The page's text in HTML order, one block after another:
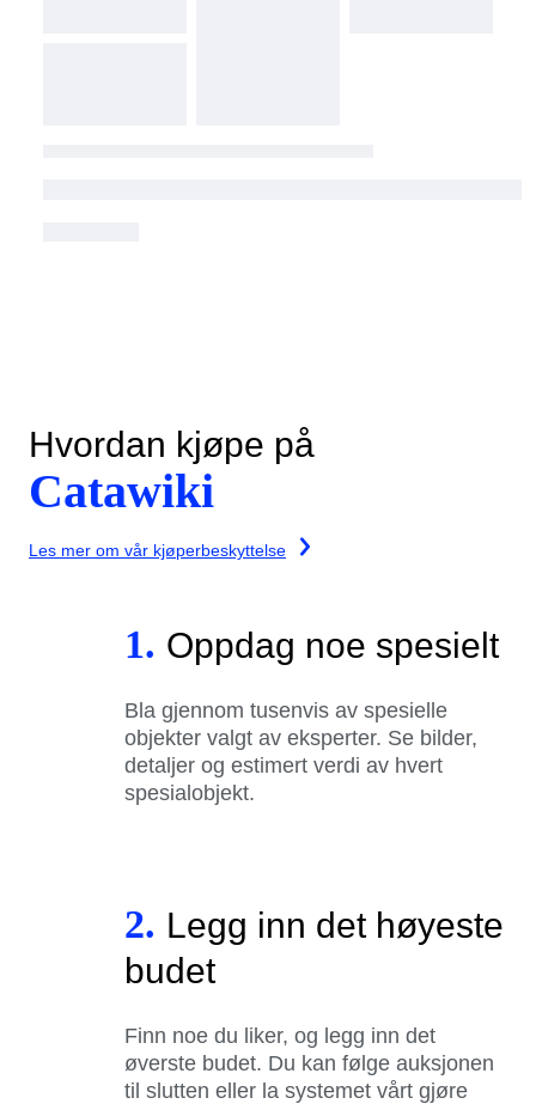
Hvordan kjøpe på
Catawiki
Les mer om vår kjøperbeskyttelse
1. Oppdag noe spesielt
Bla gjennom tusenvis av spesielle
objekter valgt av eksperter. Se bilder,
detaljer og estimert verdi av hvert
spesialobjekt.
2. Legg inn det høyeste
budet
Finn noe du liker, og legg inn det
øverste budet. Du kan følge auksjonen
til slutten eller la systemet vårt gjøre